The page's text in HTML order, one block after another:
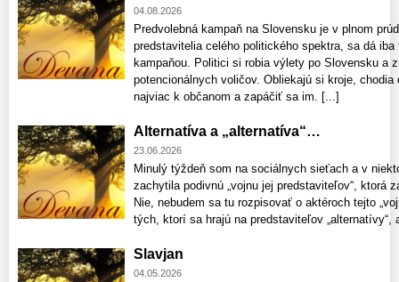
04.08.2026
Predvolebná kampaň na Slovensku je v plnom
predstavitelia celého politického spektra, sa dá
kampaňou. Politici si robia výlety po Slovensku a
potencionálnych voličov. Obliekajú si kroje,
najviac k občanom a zapáčiť sa im. [...]
Alternatíva a „alternatíva“…
23.06.2026
Minulý týždeň som na sociálnych sieťach a v
zachytila podivnú „vojnu jej predstaviteľov“, ktorá
Nie, nebudem sa tu rozpisovať o aktéroch tejto
tých, ktorí sa hrajú na predstaviteľov „alternatívy“,
Slavjan
04.05.2026